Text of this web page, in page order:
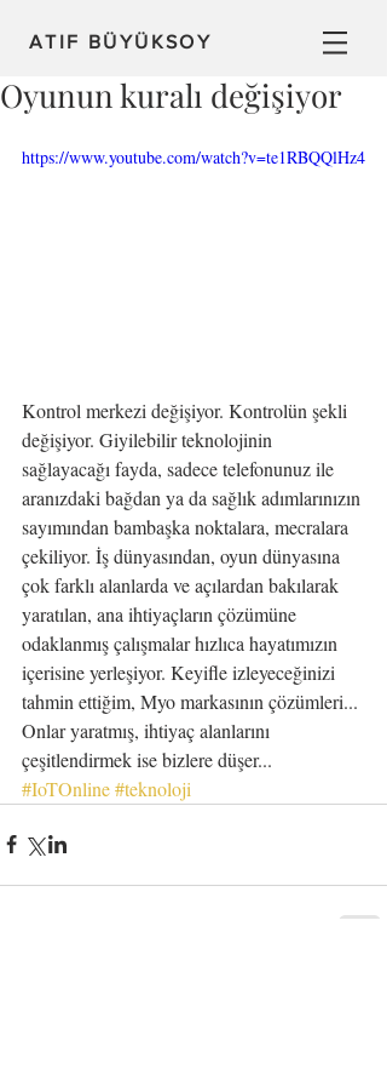
ATIF BÜYÜKSOY
Oyunun kuralı değişiyor
https://www.youtube.com/watch?v=te1RBQQlHz4
Kontrol merkezi değişiyor. Kontrolün şekli
değişiyor. Giyilebilir teknolojinin
sağlayacağı fayda, sadece telefonunuz ile
aranızdaki bağdan ya da sağlık adımlarınızın
sayımından bambaşka noktalara, mecralara
çekiliyor. İş dünyasından, oyun dünyasına
çok farklı alanlarda ve açılardan bakılarak
yaratılan, ana ihtiyaçların çözümüne
odaklanmış çalışmalar hızlıca hayatımızın
içerisine yerleşiyor. Keyifle izleyeceğinizi
tahmin ettiğim, Myo markasının çözümleri...
Onlar yaratmış, ihtiyaç alanlarını
çeşitlendirmek ise bizlere düşer...
#IoTOnline#teknoloji